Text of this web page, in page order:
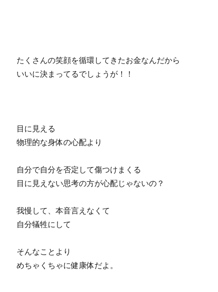
たくさんの笑顔を循環してきたお金なんだから
いいに決まってるでしょうが！！
目に見える
物理的な身体の心配より
自分で自分を否定して傷つけまくる
目に見えない思考の方が心配じゃないの？
我慢して、本音言えなくて
自分犠牲にして
そんなことより
めちゃくちゃに健康体だよ。